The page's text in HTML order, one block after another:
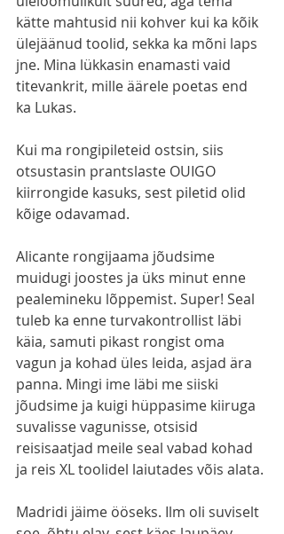
kätte mahtusid nii kohver kui ka kõik
ülejäänud toolid, sekka ka mõni laps
jne. Mina lükkasin enamasti vaid
titevankrit, mille äärele poetas end
ka Lukas.
Kui ma rongipileteid ostsin, siis
otsustasin prantslaste OUIGO
kiirrongide kasuks, sest piletid olid
kõige odavamad.
Alicante rongijaama jõudsime
muidugi joostes ja üks minut enne
pealemineku lõppemist. Super! Seal
tuleb ka enne turvakontrollist läbi
käia, samuti pikast rongist oma
vagun ja kohad üles leida, asjad ära
panna. Mingi ime läbi me siiski
jõudsime ja kuigi hüppasime kiiruga
suvalisse vagunisse, otsisid
reisisaatjad meile seal vabad kohad
ja reis XL toolidel laiutades võis alata.
Madridi jäime ööseks. Ilm oli suviselt